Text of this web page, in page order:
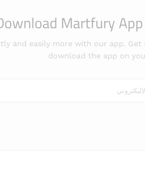
Martfury
and easily more with our app. Get
download the app on